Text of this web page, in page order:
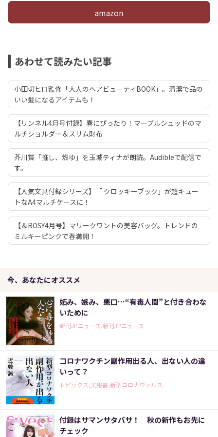
amazon
あわせて読みたい記事
小田切ヒロ監修「大人のヘアビューティBOOK」。清潔で品の
いい髪になるアイテムも！
【リンネル4月号付録】春にぴったり！マーブルシュッドのマ
ルチショルダー＆スリム財布
芥川賞「推し、燃ゆ」を玉城ティナが朗読。Audibleで配信で
す。
【人気文具付録シリーズ】「 クロッキーブック」が超キュー
トなA4マルチケースに！
【＆ROSY4月号】マリークワントの美容バッグ。トレンドの
ミルキーピンクで春満開！
今、あなたにオススメ
妬み、嫉み、悪口…“有毒人間”と付き合わな
いために
新刊JPニュース,新刊JPニュース
コロナワクチン副作用出る人、出ない人の違
いって？
トピックス,実用書,新型コロナウィルス
付録はサマンサタバサ！ 秋の新作もお先に
チェック